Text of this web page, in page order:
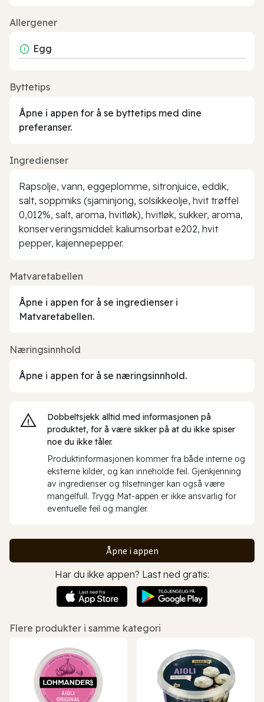
Allergener
Egg
Byttetips
Åpne i appen for å se byttetips med dine
preferanser.
Ingredienser
Rapsolje, vann, eggeplomme, sitronjuice, eddik,
salt, soppmiks (sjaminjong, solsikkeolje, hvit trøffel
0,012%, salt, aroma, hvitløk), hvitløk, sukker, aroma,
konserveringsmiddel: kaliumsorbat e202, hvit
pepper, kajennepepper.
Matvaretabellen
Åpne i appen for å se ingredienser i
Matvaretabellen.
Næringsinnhold
Åpne i appen for å se næringsinnhold.
Dobbeltsjekk alltid med informasjonen på
produktet, for å være sikker på at du ikke spiser
noe du ikke tåler.
Produktinformasjonen kommer fra både interne og
eksterne kilder, og kan inneholde feil. Gjenkjenning
av ingredienser og tilsetninger kan også være
mangelfull. Trygg Mat-appen er ikke ansvarlig for
eventuelle feil og mangler.
Åpne i appen
Har du ikke appen? Last ned gratis:
Flere produkter i samme kategori